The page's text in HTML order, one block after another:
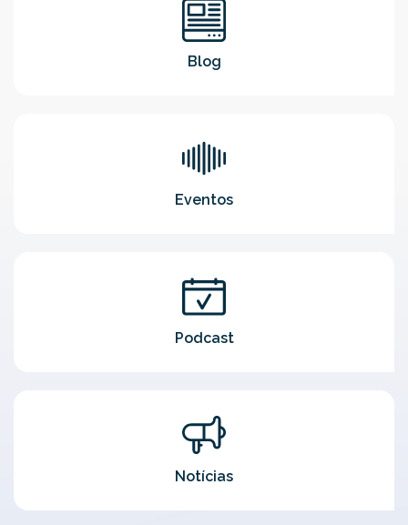
Blog
Eventos
Podcast
Notícias